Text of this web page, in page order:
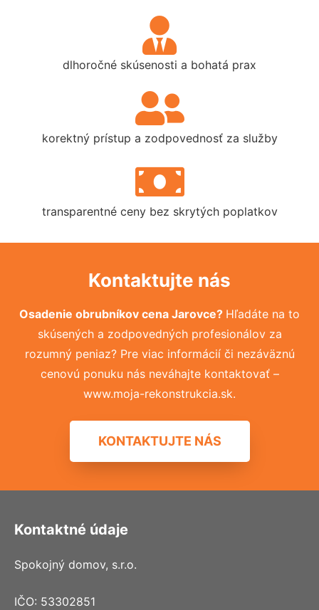
dlhoročné skúsenosti a bohatá prax
korektný prístup a zodpovednosť za služby
transparentné ceny bez skrytých poplatkov
Kontaktujte nás
Osadenie obrubníkov cena Jarovce? Hľadáte na to
skúsených a zodpovedných profesionálov za
rozumný peniaz? Pre viac informácií či nezáväznú
cenovú ponuku nás neváhajte kontaktovať –
www.moja-rekonstrukcia.sk.
KONTAKTUJTE NÁS
Kontaktné údaje
Spokojný domov, s.r.o.
IČO: 53302851